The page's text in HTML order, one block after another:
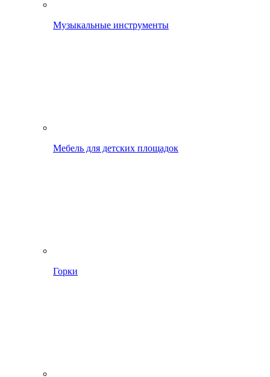
Музыкальные инструменты
Мебель для детских площадок
Горки